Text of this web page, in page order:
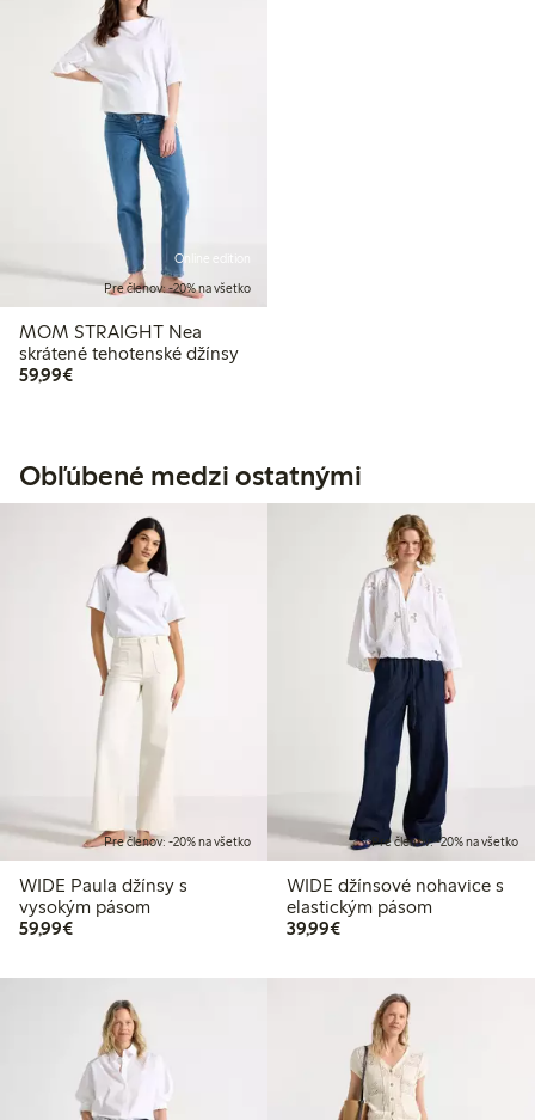
Online edition
Pre členov: -20% na všetko
MOM STRAIGHT Nea
skrátené tehotenské džínsy
59,99€59,99 €
Obľúbené medzi ostatnými
Pre členov: -20% na všetko
WIDE Paula džínsy s
vysokým pásom
59,99€59,99 €
Pre členov: -20% na všetko
WIDE džínsové nohavice s
elastickým pásom
39,99€39,99 €